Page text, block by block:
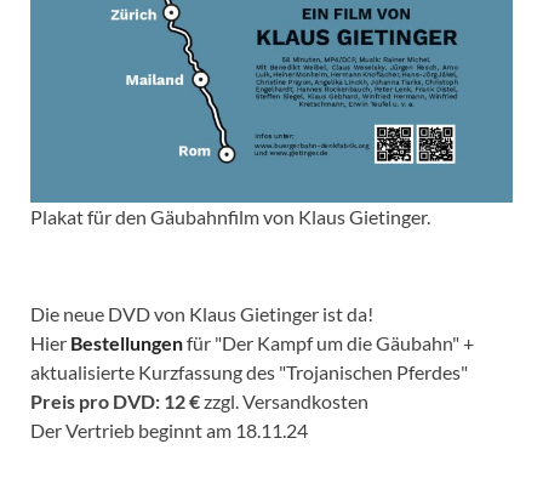
Plakat für den Gäubahnfilm von Klaus Gietinger.
Die neue DVD von Klaus Gietinger ist da!
Hier Bestellungenfür "Der Kampf um die Gäubahn" +
aktualisierte Kurzfassung des "Trojanischen Pferdes"
Preis pro DVD: 12 €zzgl. Versandkosten
Der Vertrieb beginnt am 18.11.24